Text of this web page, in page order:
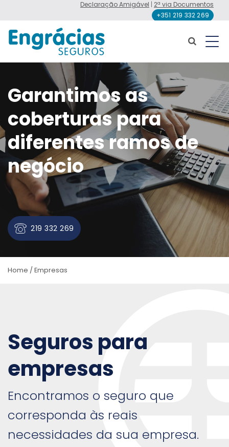
Declaração Amigável | 2ª via Documentos
+351 219 332 269
Garantimos as
coberturas para
diferentes ramos de
negócio
219 332 269
Home / Empresas
Seguros para
empresas
Encontramos o seguro que
corresponda às reais
necessidades da sua empresa.